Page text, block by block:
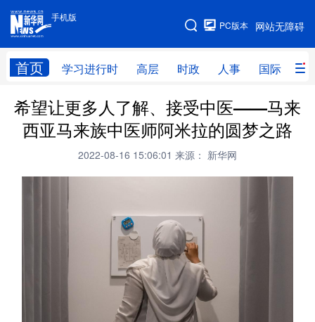
手机版
网站无障碍
PC版本
首页 学习进行时 高层 时政 人事 国际 财
手机版
网站地图
学习进行时 高层 时政 人事
国际 财经 网评 港澳
全球连线
书画 健康
视频 图片
中央文件 金融
人居 信息化
希望让更多人了解、接受中医——马来
西亚马来族中医师阿米拉的圆梦之路
2022-08-16 15:06:01 来源： 新华网